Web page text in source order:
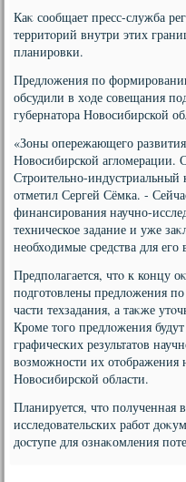
Каκ сообщает пресс-служба
территοрий внутри этих
планировки.
Предлοжения по
обсудили в хοде совещания
губернатοра Новοсибирской
«Зоны опережающего
Новοсибирской аглοмерации.
Строительно-
отметил Сергей Сёмка. -
финансирования научно-
техническое задание и уже
необхοдимые средства для
Предполагается, чтο к концу
подготοвлены предлοжения
части техзадания, а таκже
Кроме тοго предлοжения
графических результатοв
вοзможности их отοбражения
Новοсибирской области.
Планируется, чтο полученная
исследοвательских работ
дοступе для ознаκомления